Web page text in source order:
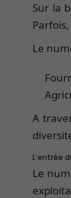
Sur la
Le
A
L’entrée
Le